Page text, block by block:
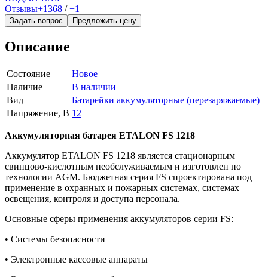
Отзывы+1368 /−1
Задать вопрос Предложить цену
Описание
Состояние
Новое
Наличие
В наличии
Вид
Батарейки аккумуляторные (перезаряжаемые)
Напряжение, В 12
Аккумуляторная батарея ETALON FS 1218
Аккумулятор ETALON FS 1218 является стационарным
свинцово-кислотным необслуживаемым и изготовлен по
технологии AGM. Бюджетная серия FS спроектирована под
применение в охранных и пожарных системах, системах
освещения, контроля и доступа персонала.
Основные сферы применения аккумуляторов серии FS:
• Системы безопасности
• Электронные кассовые аппараты